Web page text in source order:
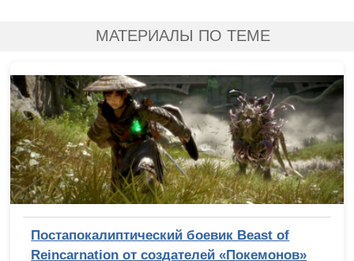
МАТЕРИАЛЫ ПО ТЕМЕ
Постапокалиптический боевик Beast of
Reincarnation от создателей «Покемонов»